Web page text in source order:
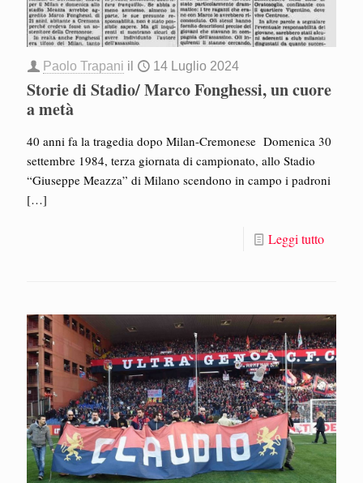
Paolo Trapani il 14 Luglio 2024
Storie di Stadio/ Marco Fonghessi, un cuore
a metà
40 anni fa la tragedia dopo Milan-Cremonese Domenica 30
settembre 1984, terza giornata di campionato, allo Stadio
“Giuseppe Meazza” di Milano scendono in campo i padroni
[…]
Leggi tutto